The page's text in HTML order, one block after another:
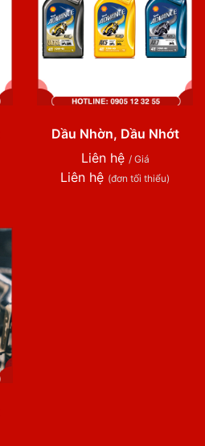
Dầu Nhờn, Dầu Nhớt
Liên hệ / Giá
Liên hệ (đơn tối thiểu)